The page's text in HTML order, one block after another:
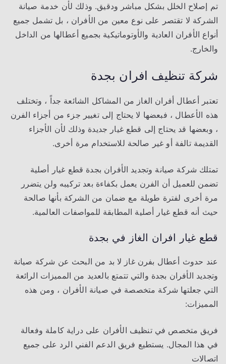
تم إصلاح الخلل بشكل مباشر ودقيق. وذلك لأن خدمة صيانة
الشركة لا تقتصر على نوع معين من الأفران ، بل تشمل جميع
أنواع الأفران العادية والأوتوماتيكية بجميع أعطالها من الداخل
والخارج.
شركة تنظيف افران بجدة
تعتبر أعطال أفران الغاز من المشاكل الشائعة جداً ، وتختلف
هذه الأعطال ، فبعضها لا يحتاج إلى تغيير جزء من أجزاء الفرن
، وبعضها قد يحتاج إلى قطع غيار جديدة وذلك لأن الأجزاء
القديمة تالفة أو غير صالحة للاستخدام مرة أخرى.
تمتلك شركة صيانة وتجديد الأفران بجدة قطع غيار أصلية
تضمن للعميل أن الفرن يعمل بكفاءة بعد تركيبه ولن يتضرر
مرة أخرى لفترة طويلة مع ضمان من الشركة بأنها صالحة
حيث أنه قطع غيار أصلية المطابقة للمواصفات العالمية.
قطع غيار افران الغاز في بجدة
عند حدوث أعطال بفرن غاز لا بد من البحث عن شركة صيانة
وتجديد الأفران بجدة والتي تتمتع بالعديد من المميزات الرائعة
التي جعلتها شركة متخصصة في صيانة الأفران ، ومن هذه
المميزات:
فريق متخصص في تنظيف الأفران على دراية كاملة وفعالة
في هذا المجال. يستطيع فريق الدعم الفني الرد على جميع
اتصالات